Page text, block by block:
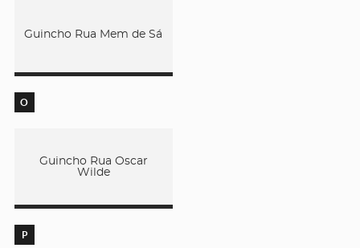
Guincho Rua Mem de Sá
O
Guincho Rua Oscar
Wilde
P